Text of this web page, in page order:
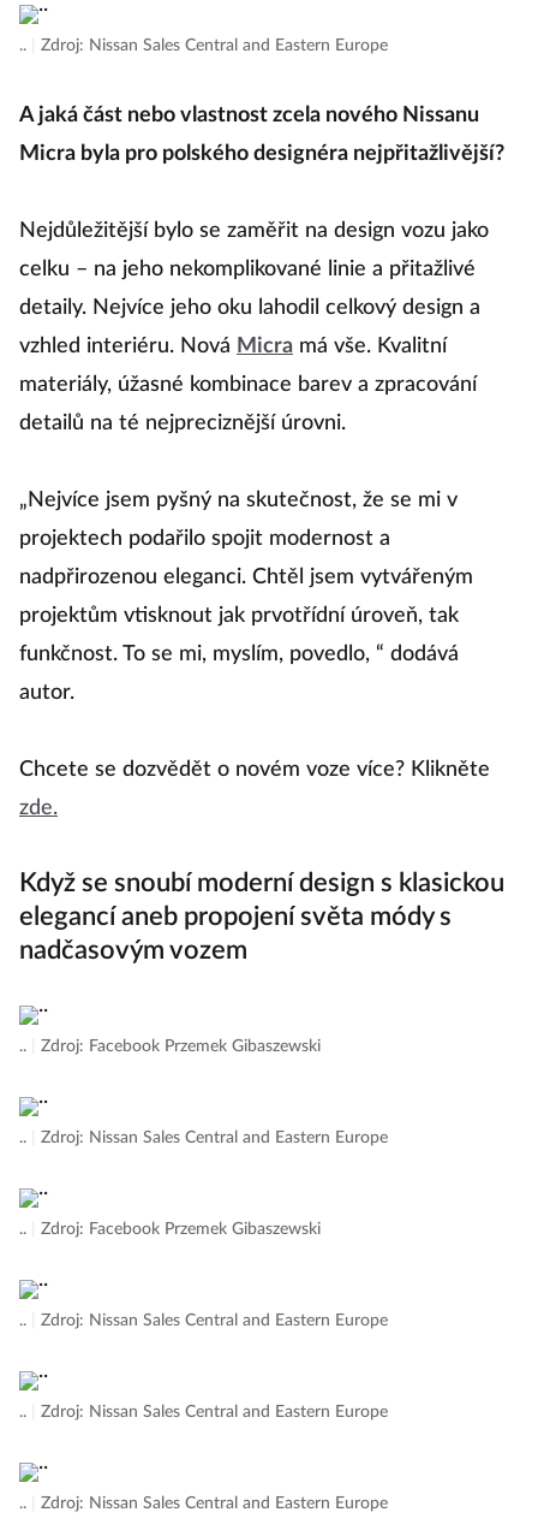
.. Zdroj: Nissan Sales Central and Eastern Europe
A jaká část nebo vlastnost zcela nového Nissanu
Micra byla pro polského designéra nejpřitažlivější?
Nejdůležitější bylo se zaměřit na design vozu jako
celku – na jeho nekomplikované linie a přitažlivé
detaily. Nejvíce jeho oku lahodil celkový design a
vzhled interiéru. Nová Micra má vše. Kvalitní
materiály, úžasné kombinace barev a zpracování
detailů na té nejpreciznější úrovni.
„Nejvíce jsem pyšný na skutečnost, že se mi v
projektech podařilo spojit modernost a
nadpřirozenou eleganci. Chtěl jsem vytvářeným
projektům vtisknout jak prvotřídní úroveň, tak
funkčnost. To se mi, myslím, povedlo, “ dodává
autor.
Chcete se dozvědět o novém voze více? Klikněte
zde.
Když se snoubí moderní design s klasickou
elegancí aneb propojení světa módy s
nadčasovým vozem
.. Zdroj: Facebook Przemek Gibaszewski
.. Zdroj: Nissan Sales Central and Eastern Europe
.. Zdroj: Facebook Przemek Gibaszewski
.. Zdroj: Nissan Sales Central and Eastern Europe
.. Zdroj: Nissan Sales Central and Eastern Europe
.. Zdroj: Nissan Sales Central and Eastern Europe